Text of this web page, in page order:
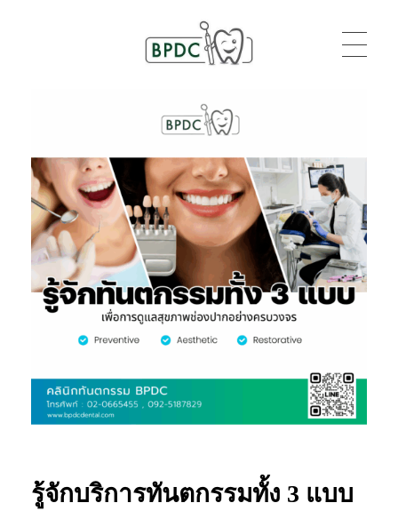
รู้จักบริการทันตกรรมทั้ง 3 แบบ